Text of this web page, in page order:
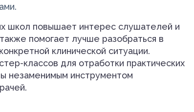
школ повышает интерес слушателей и
помогает лучше разобраться в
клинической ситуации.
классов для отработки практических
незаменимым инструментом